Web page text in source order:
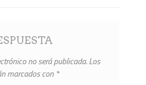
no será publicada.Los
marcados con *